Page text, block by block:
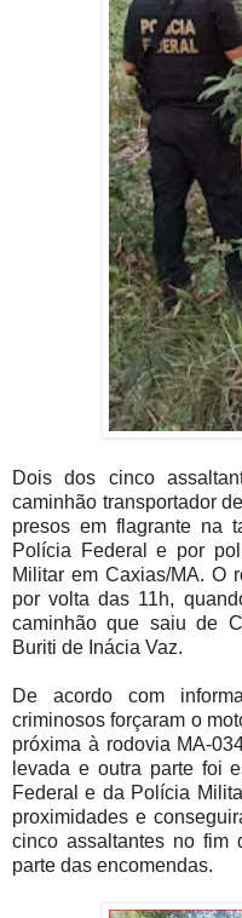
Dois dos cinco
caminhão transportador
presos em flagrante na
Polícia Federal e por
Militar em Caxias/MA. O
por volta das 11h,
caminhão que saiu de
Buriti de Inácia Vaz.
De acordo com
criminosos forçaram o
próxima à rodovia MA-
levada e outra parte foi
Federal e da Polícia
proximidades e
cinco assaltantes no fim
parte das encomendas.